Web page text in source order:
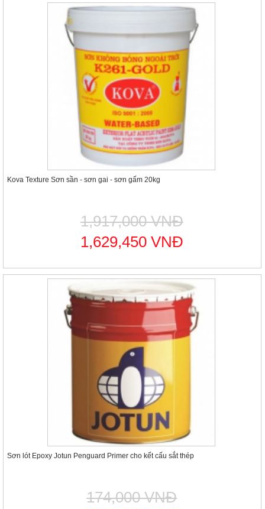
Kova Texture Sơn sần - sơn gai - sơn gấm 20kg
1,917,000 VNĐ
1,629,450 VNĐ
Sơn lót Epoxy Jotun Penguard Primer cho kết cấu sắt thép
174,000 VNĐ